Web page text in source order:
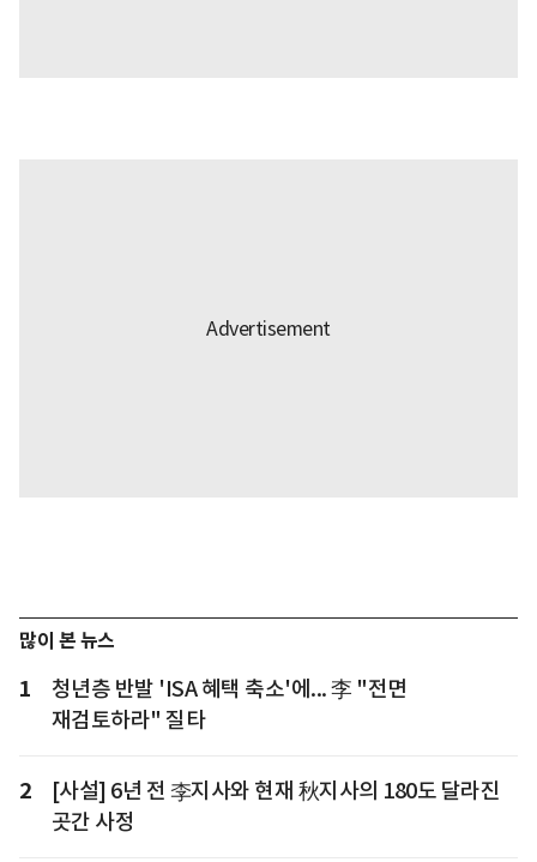
많이 본 뉴스
1
청년층 반발 'ISA 혜택 축소'에... 李 "전면
재검토하라" 질타
2
[사설] 6년 전 李지사와 현재 秋지사의 180도 달라진
곳간 사정